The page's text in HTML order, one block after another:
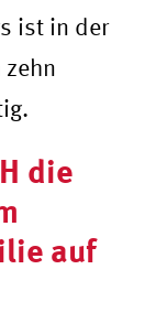
ist in der
zehn
die
auf